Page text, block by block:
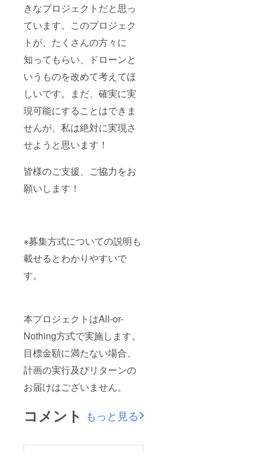
きなプロジェクトだと思っ
ています。このプロジェク
トが、たくさんの方々に
知ってもらい、ドローンと
いうものを改めて考えてほ
しいです。まだ、確実に実
現可能にすることはできま
せんが、私は絶対に実現さ
せようと思います！
皆様のご支援、ご協力をお
願いします！
※募集方式についての説明も
載せるとわかりやすいで
す。
本プロジェクトはAll-or-
Nothing方式で実施します。
目標金額に満たない場合、
計画の実行及びリターンの
お届けはございません。
コメント もっと見る